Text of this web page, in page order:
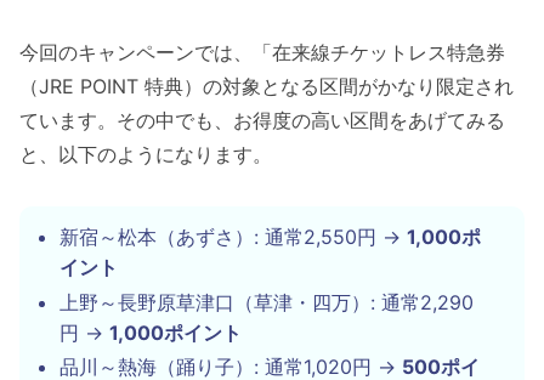
今回のキャンペーンでは、「在来線チケットレス特急券
（JRE POINT 特典）の対象となる区間がかなり限定され
ています。その中でも、お得度の高い区間をあげてみる
と、以下のようになります。
新宿～松本（あずさ）: 通常2,550円 →1,000ポ
イント
上野～長野原草津口（草津・四万）: 通常2,290
円 →1,000ポイント
品川～熱海（踊り子）: 通常1,020円 → 500ポイ